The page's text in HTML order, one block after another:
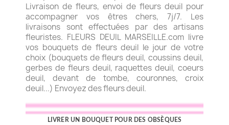
Livraison de fleurs, envoi de fleurs deuil pour
accompagner vos êtres chers, 7j/7. Les
livraisons sont effectuées par des artisans
fleuristes. FLEURS DEUIL MARSEILLE.com livre
vos bouquets de fleurs deuil le jour de votre
choix (bouquets de fleurs deuil, coussins deuil,
gerbes de fleurs deuil, raquettes deuil, coeurs
deuil, devant de tombe, couronnes, croix
deuil...) Envoyez des fleurs deuil.
LIVRER UN BOUQUET POUR DES OBSÈQUES